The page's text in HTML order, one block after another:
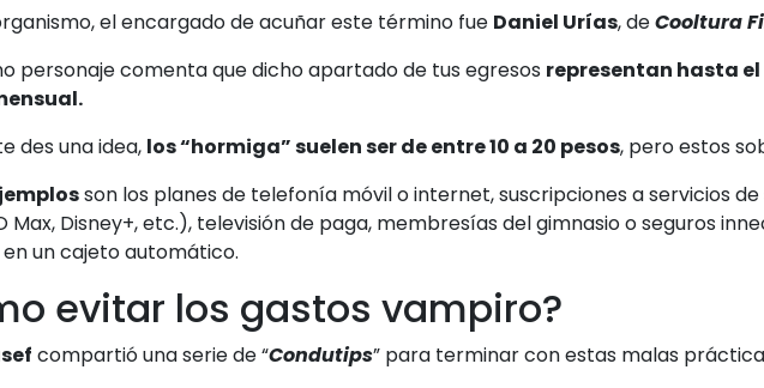
el encargado de acuñar este término fue Daniel Urías, deCooltura
personaje comenta que dicho apartado de tus egresos representan hasta
des una idea, los “hormiga” suelen ser de entre 10 a 20 pesos, pero estos
son los planes de telefonía móvil o internet, suscripciones a servicios
Max, Disney+, etc.), televisión de paga, membresías del gimnasio o seguros
un cajeto automático.
evitar los gastos vampiro?
compartió una serie de “Condutips” para terminar con estas malas